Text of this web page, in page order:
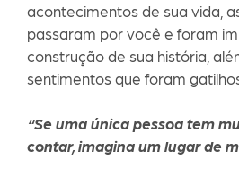
acontecimentos de sua vida,
passaram por você e foram
construção de sua história,
sentimentos que foram
“Se uma única pessoa tem
contar, imagina um lugar de